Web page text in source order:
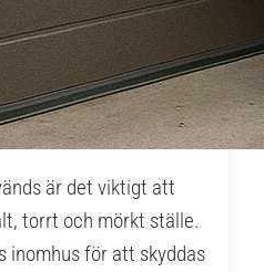
är det viktigt att
torrt och mörkt ställe.
inomhus för att skyddas